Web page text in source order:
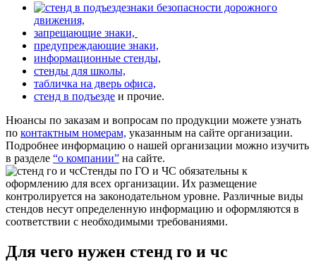
знаки безопасности дорожного
движения,
запрещающие знаки,
предупреждающие знаки,
информационные стенды,
стенды для школы,
табличка на дверь офиса,
стенд в подъезде и прочие.
Нюансы по заказам и вопросам по продукции можете узнать
по контактным номерам, указанным на сайте организации.
Подробнее информацию о нашей организации можно изучить
в разделе “о компании” на сайте.
Стенды по ГО и ЧС обязательны к
оформлению для всех организации. Их размещение
контролируется на законодательном уровне. Различные виды
стендов несут определенную информацию и оформляются в
соответствии с необходимыми требованиями.
Для чего нужен стенд го и чс